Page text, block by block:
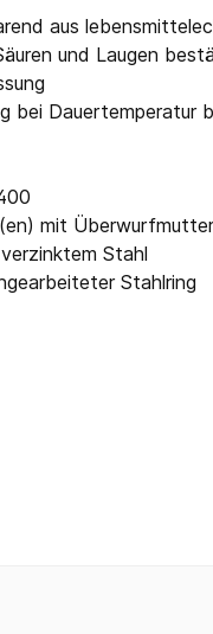
aus
und Laugen
bei Dauertemperatur
mit
Stahl
Stahlring